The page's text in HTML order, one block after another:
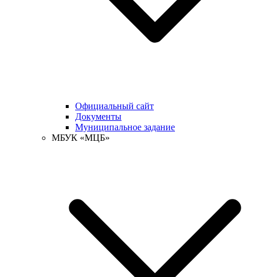
Официальный сайт
Документы
Муниципальное задание
МБУК «МЦБ»